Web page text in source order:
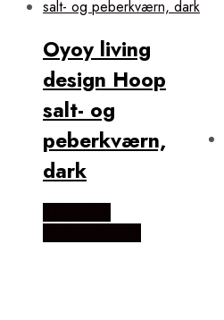
Oyoy living
design Hoop
salt- og
peberkværn,
dark